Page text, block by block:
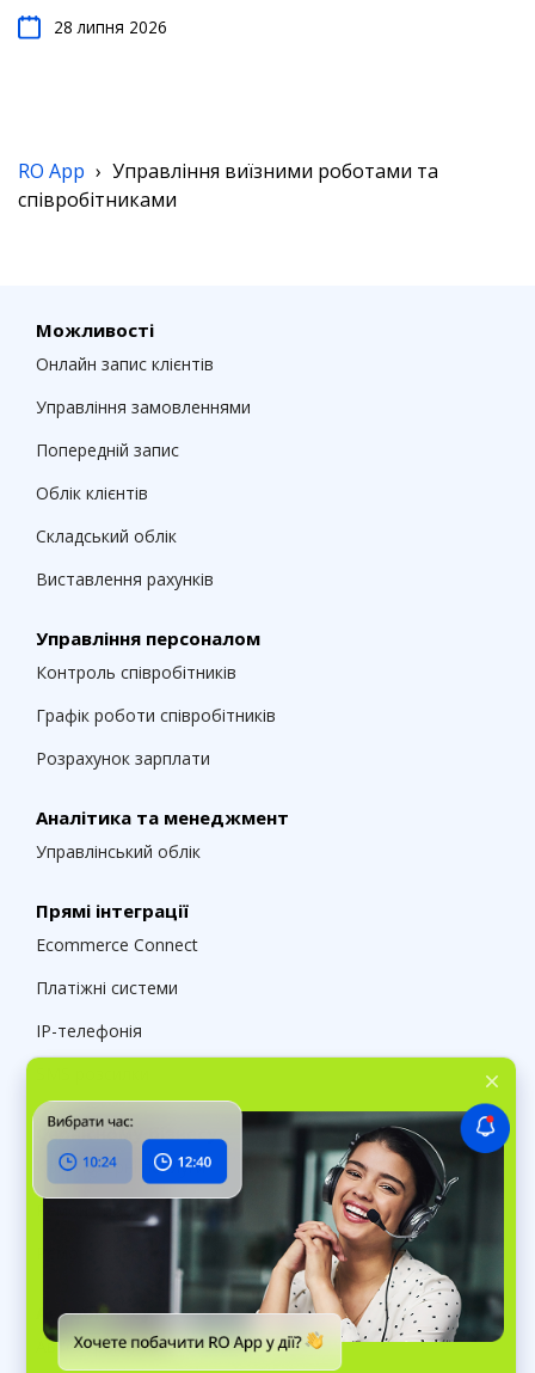
28 липня 2026
RO App › Управління виїзними роботами та
співробітниками
Можливості
Онлайн запис клієнтів
Управління замовленнями
Попередній запис
Облік клієнтів
Складський облік
Виставлення рахунків
Управління персоналом
Контроль співробітників
Графік роботи співробітників
Розрахунок зарплати
Аналітика та менеджмент
Управлінський облік
Прямі інтеграції
Ecommerce Connect
Платіжні системи
IP-телефонія
Сервісному бізнесу
Комп'ютерні послуги
Ремонт побутової техніки
Автобізнесу
Автосервіси та СТО